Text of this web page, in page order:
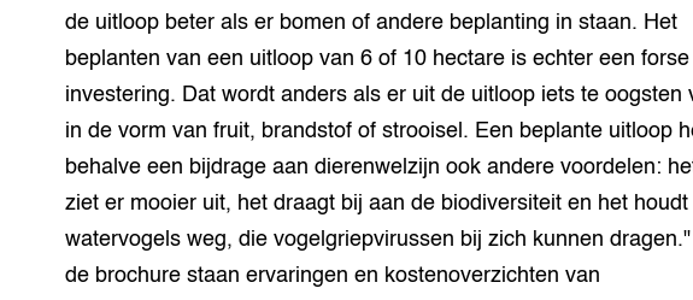
de uitloop beter als er bomen of andere beplanting in staan. Het
beplanten van een uitloop van 6 of 10 hectare is echter een forse
investering. Dat wordt anders als er uit de uitloop iets te oogsten
in de vorm van fruit, brandstof of strooisel. Een beplante uitloop
behalve een bijdrage aan dierenwelzijn ook andere voordelen:
ziet er mooier uit, het draagt bij aan de biodiversiteit en het houdt
watervogels weg, die vogelgriepvirussen bij zich kunnen
de brochure staan ervaringen en kostenoverzichten van